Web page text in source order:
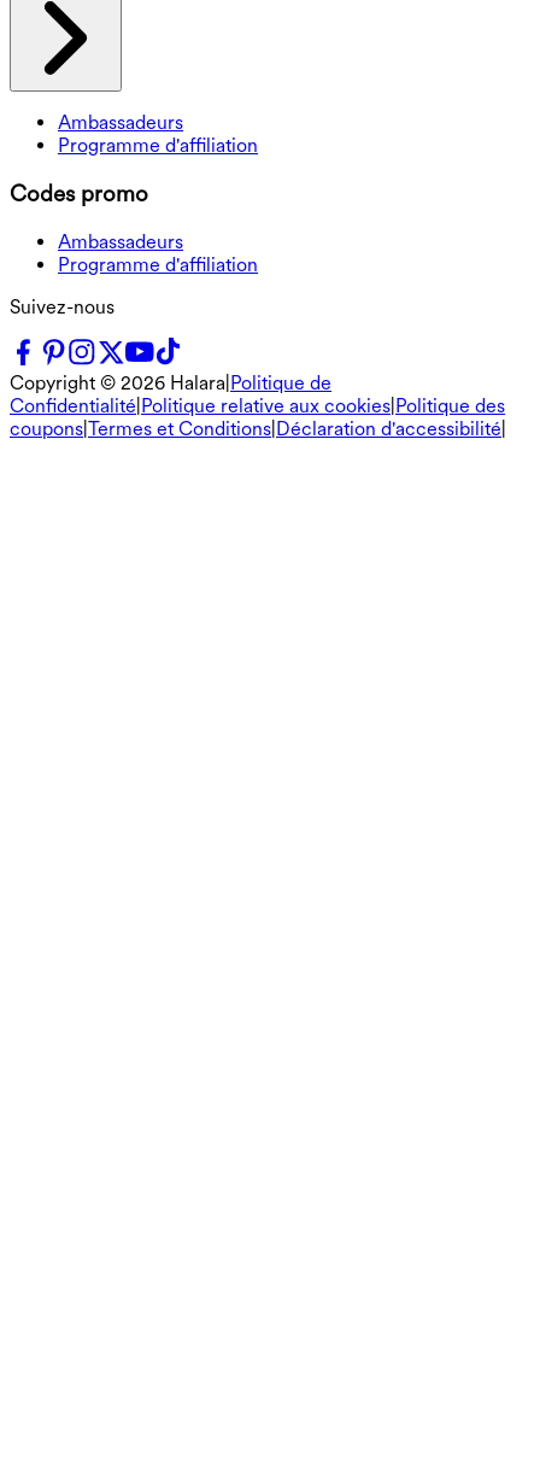
Ambassadeurs
Programme d'affiliation
Codes promo
Ambassadeurs
Programme d'affiliation
Suivez-nous
Copyright © 2026 Halara Politique de
Confidentialité Politique relative aux cookies Politique des
coupons Termes et Conditions Déclaration d'accessibilité